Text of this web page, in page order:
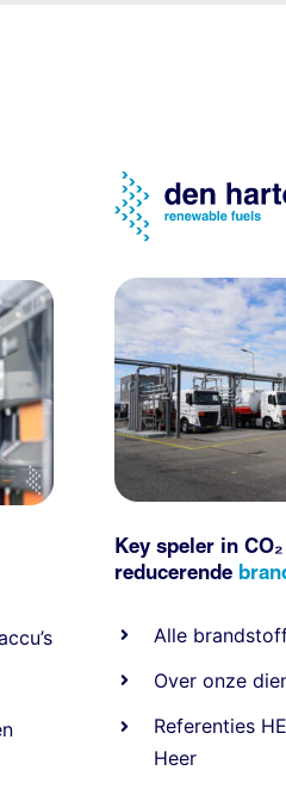
Key speler in CO₂
reducerende
Alle
Over onze
Referenties
Heer